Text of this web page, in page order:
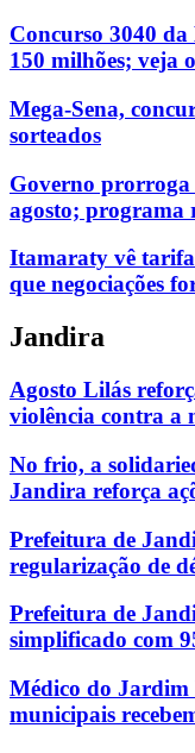
Concurso 3040
150 milhões; veja
Mega-Sena,
sorteados
Governo prorroga
agosto; programa
Itamaraty vê
que negociações
Jandira
Agosto Lilás
violência contra a
No frio, a
Jandira reforça
Prefeitura de
regularização de
Prefeitura de
simplificado com
Médico do Jardim
municipais